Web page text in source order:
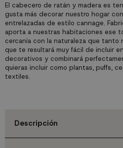
El cabecero de ratán y madera es
gusta más decorar nuestro hogar
entrelazadas de estilo cannage.
aporta a nuestras habitaciones ese
cercanía con la naturaleza que tanto
que te resultará muy fácil de incluir
decorativos y combinará
quieras incluir como plantas, puffs,
textiles.
Descripción